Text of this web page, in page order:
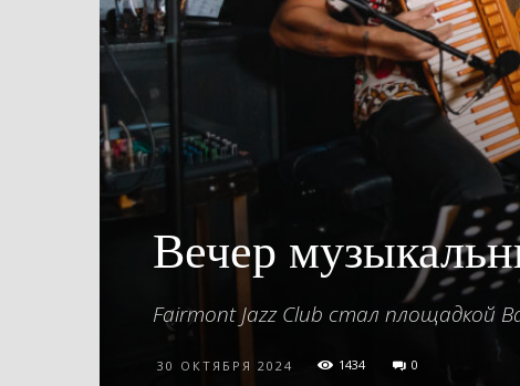
Вечер
Fairmont Jazz Club стал площадкой
30 ОКТЯБРЯ 2024 1434 0